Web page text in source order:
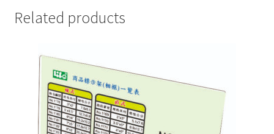
Related products